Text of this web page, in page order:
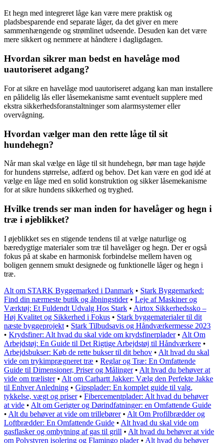
Et hegn med integreret låge kan være mere praktisk og
pladsbesparende end separate låger, da det giver en mere
sammenhængende og strømlinet udseende. Desuden kan det være
mere sikkert og nemmere at håndtere i dagligdagen.
Hvordan sikrer man bedst en havelåge mod
uautoriseret adgang?
For at sikre en havelåge mod uautoriseret adgang kan man installere
en pålidelig lås eller låsemekanisme samt eventuelt supplere med
ekstra sikkerhedsforanstaltninger som alarmsystemer eller
overvågning.
Hvordan vælger man den rette låge til sit
hundehegn?
Når man skal vælge en låge til sit hundehegn, bør man tage højde
for hundens størrelse, adfærd og behov. Det kan være en god idé at
vælge en låge med en solid konstruktion og sikker låsemekanisme
for at sikre hundens sikkerhed og tryghed.
Hvilke trends ser man inden for havelåger og hegn i
træ i øjeblikket?
I øjeblikket ses en stigende tendens til at vælge naturlige og
bæredygtige materialer som træ til havelåger og hegn. Der er også
fokus på at skabe en harmonisk forbindelse mellem haven og
boligen gennem smukt designede og funktionelle låger og hegn i
træ.
Alt om STARK Byggemarked i Danmark • Stark Byggemarked:
Find din nærmeste butik og åbningstider• Leje af Maskiner og
Værktøj: Et Fuldendt Udvalg Hos Stark • Airtox Sikkerhedssko –
Høj Kvalitet og Sikkerhed i Fokus • Stark byggematerialer til dit
næste byggeprojekt • Stark Tilbudsavis og Håndværkermesse 2023
• Krydsfiner: Alt hvad du skal vide om krydsfinerplader• Alt Om
Arbejdstøj: En Guide til Det Rigtige Arbejdstøj til Håndværkere •
Arbejdsbukser: Køb de rette bukser til dit behov • Alt hvad du skal
vide om trykimprægneret træ • Reglar og Træ: En Omfattende
Guide til Dimensioner, Priser og Målinger• Alt hvad du behøver at
vide om trælister• Alt om Carhartt Jakker: Vælg den Perfekte Jakke
til Enhver Anledning • Gipsplader: En komplet guide til valg,
tykkelse, vægt og priser• Fibercementplader: Alt hvad du behøver
at vide • Alt om Gerigter og Dørindfatninger: en Omfattende Guide
• Alt du behøver at vide om trillebører• Alt Om Profilbrædder og
Loftbrædder: En Omfattende Guide • Alt hvad du skal vide om
gasflasker og ombytning af gas til grill • Alt hvad du behøver at vide
om Polystyren isolering og Flamingo plader• Alt hvad du behøver